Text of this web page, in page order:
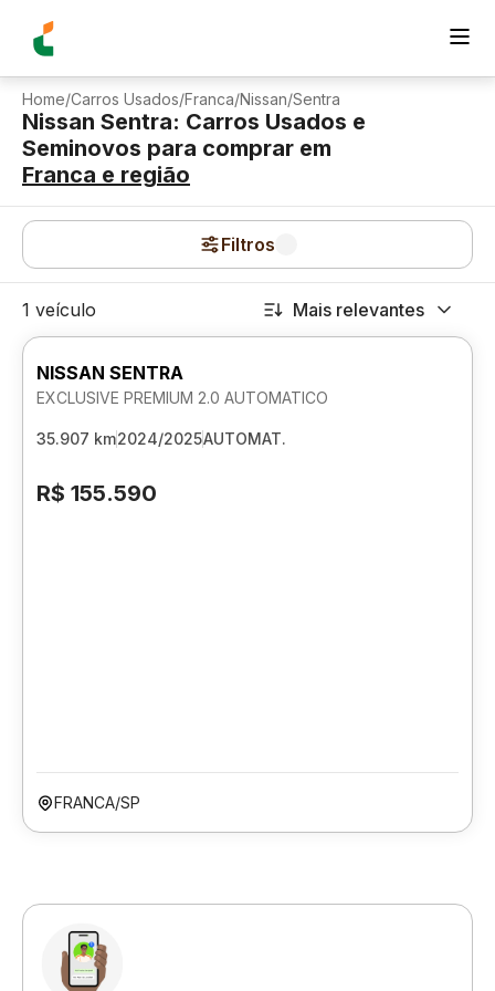
Home/Carros Usados/Franca/Nissan/Sentra
Nissan Sentra: Carros Usados e
Seminovos para comprar em
Franca e região
Filtros
1 veículo Mais relevantes
NISSAN SENTRA
EXCLUSIVE PREMIUM 2.0 AUTOMATICO
35.907 km2024/2025AUTOMAT.
R$ 155.590
FRANCA/SP